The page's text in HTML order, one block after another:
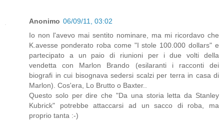
Anonimo 06/09/11, 03:02
Io non l'avevo mai sentito nominare, ma mi ricordavo che
K.avesse ponderato roba come "I stole 100.000 dollars" e
partecipato a un paio di riunioni per i due volti della
vendetta con Marlon Brando (esilaranti i racconti dei
biografi in cui bisognava sedersi scalzi per terra in casa di
Marlon). Cos'era, Lo Brutto o Baxter..
Questo solo per dire che "Da una storia letta da Stanley
Kubrick" potrebbe attaccarsi ad un sacco di roba, ma
proprio tanta :-)